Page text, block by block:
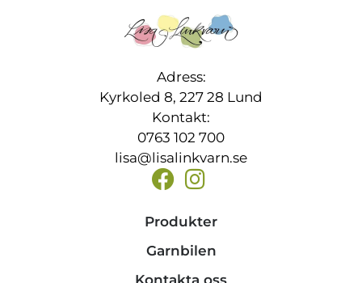
Adress:
Kyrkoled 8, 227 28 Lund
Kontakt:
0763 102 700
lisa@lisalinkvarn.se
Produkter
Garnbilen